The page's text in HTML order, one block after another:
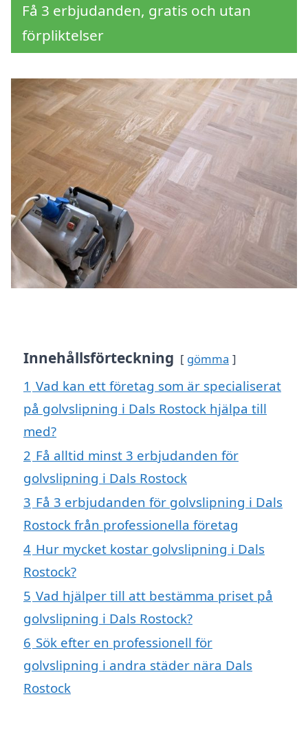
Få 3 erbjudanden, gratis och utan
förpliktelser
Innehållsförteckning gömma
1 Vad kan ett företag som är specialiserat
på golvslipning i Dals Rostock hjälpa till
med?
2 Få alltid minst 3 erbjudanden för
golvslipning i Dals Rostock
3 Få 3 erbjudanden för golvslipning i Dals
Rostock från professionella företag
4 Hur mycket kostar golvslipning i Dals
Rostock?
5 Vad hjälper till att bestämma priset på
golvslipning i Dals Rostock?
6 Sök efter en professionell för
golvslipning i andra städer nära Dals
Rostock